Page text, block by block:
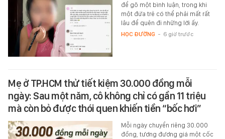
để gõ một bình luận, trong khi
một đứa trẻ có thể phải mất rất
lâu để quên đi những lời ấy.
HỌC ĐƯỜNG - 6 giờ trước
Mẹ ở TP.HCM thử tiết kiệm 30.000 đồng mỗi
ngày: Sau một năm, cô không chỉ có gần 11 triệu
mà còn bỏ được thói quen khiến tiền “bốc hơi”
Mỗi ngày chuyển riêng 30.000
đồng, tương đương giá một cốc